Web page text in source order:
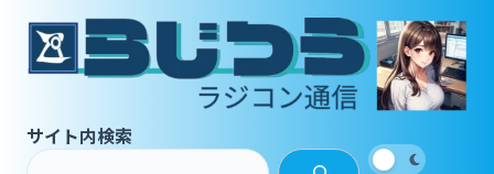
サイト内検索